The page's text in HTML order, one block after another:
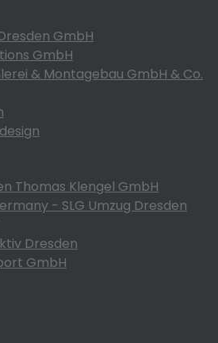
GmbH
GmbH
& Montagebau GmbH & Co.
Thomas Klengel GmbH
- SLG Umzug Dresden
Dresden
GmbH